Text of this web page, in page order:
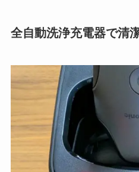
全自動洗浄充電器で清